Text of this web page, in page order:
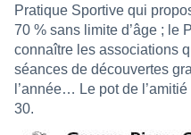
Pratique Sportive qui
70 % sans limite d’âge ; le
connaître les associations
séances de découvertes
l’année… Le pot de
30.